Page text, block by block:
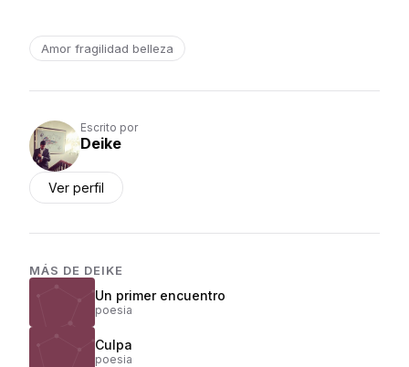
Amor fragilidad belleza
Escrito por
Deike
Ver perfil
MÁS DE DEIKE
Un primer encuentro
poesia
Culpa
poesia